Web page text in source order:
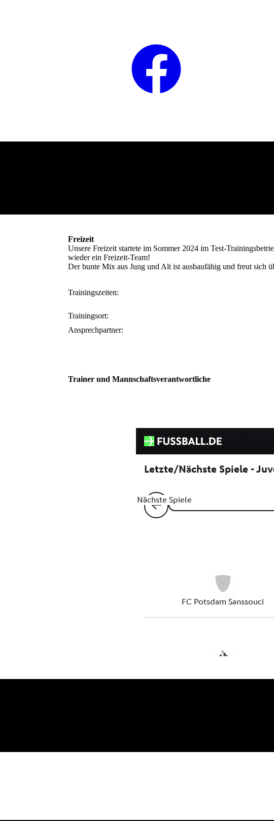
Freizeit
Unsere Freizeit startete im Sommer 2024 im Test-
wieder ein Freizeit-Team!
Der bunte Mix aus Jung und Alt ist ausbaufähig und freut sich
Trainingszeiten:
Trainingsort:
Ansprechpartner:
Trainer und Mannschaftsverantwortliche